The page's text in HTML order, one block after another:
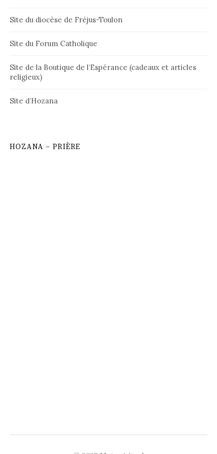
Site du diocèse de Fréjus-Toulon
Site du Forum Catholique
Site de la Boutique de l’Espérance (cadeaux et articles
religieux)
Site d’Hozana
HOZANA – PRIÈRE